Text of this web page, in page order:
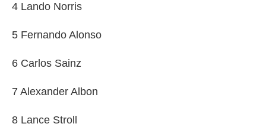
4 Lando Norris
5 Fernando Alonso
6 Carlos Sainz
7 Alexander Albon
8 Lance Stroll